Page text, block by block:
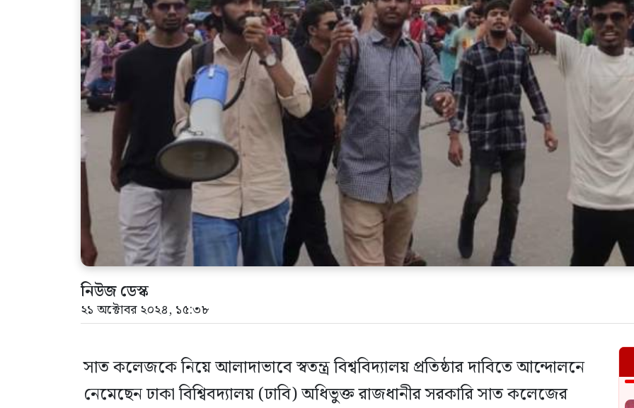
নিউজ ডেস্ক
২১ অক্টোবর ২০২৪, ১৫:৩৮
সাত কলেজকে নিয়ে আলাদাভাবে স্বতন্ত্র বিশ্ববিদ্যালয় প্রতিষ্ঠার দাবিতে আন্দোলনে
নেমেছেন ঢাকা বিশ্বিবদ্যালয় (ঢাবি) অধিভুক্ত রাজধানীর সরকারি সাত কলেজের